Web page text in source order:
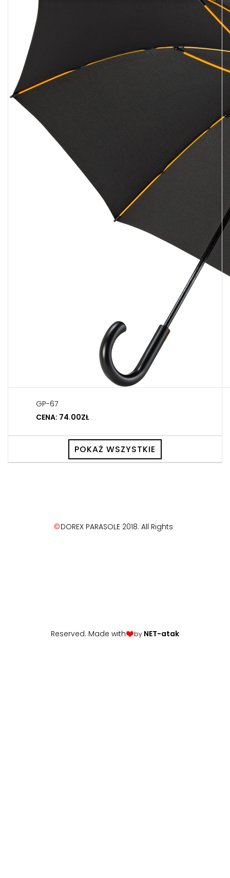
GP-67
CENA: 74.00ZŁ
POKAŻ WSZYSTKIE
©DOREX PARASOLE 2018. All Rights
Reserved. Made with by NET-atak